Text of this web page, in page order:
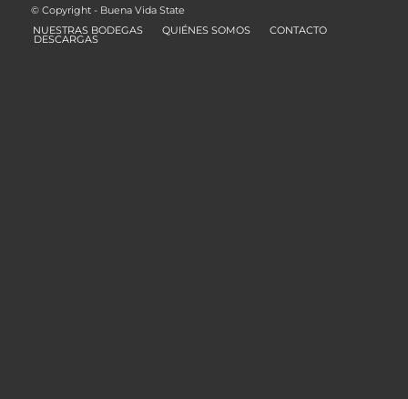
© Copyright - Buena Vida State
NUESTRAS BODEGAS
QUIÉNES SOMOS CONTACTO
DESCARGAS